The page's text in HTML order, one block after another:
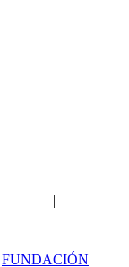
|
FUNDACIÓN